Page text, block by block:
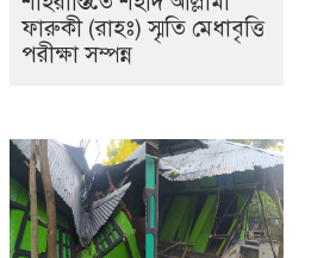
ফারুকী (রাহঃ) স্মৃতি মেধাবৃত্তি
পরীক্ষা সম্পন্ন